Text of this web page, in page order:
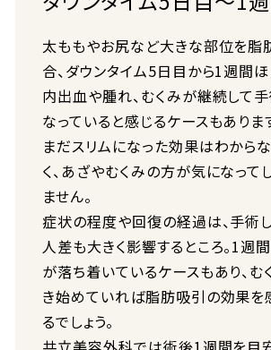
太ももやお尻など大きな部位を脂
合、ダウンタイム5日目から1週間
内出血や腫れ、むくみが継続して
なっていると感じるケースもありま
まだスリムになった効果はわから
く、あざやむくみの方が気になって
ません。
症状の程度や回復の経過は、手術
人差も大きく影響するところ。1週
が落ち着いているケースもあり、む
き始めていれば脂肪吸引の効果を
るでしょう。